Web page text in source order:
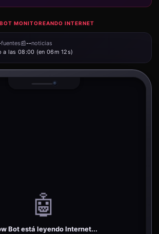
MONITOREANDO INTERNET
fuentes📰--noticias
a las 08:00 (en 06m 12s)
🤖
Bot está leyendo Internet...